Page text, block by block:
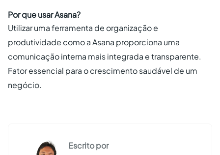
Por que usar Asana?
Utilizar uma ferramenta de organização e
produtividade como a Asana proporciona uma
comunicação interna mais integrada e transparente.
Fator essencial para o crescimento saudável de um
negócio.
Escrito por